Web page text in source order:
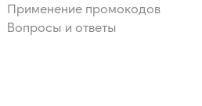
Применение промокодов
Вопросы и ответы